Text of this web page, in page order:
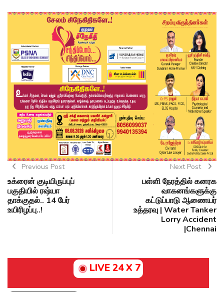
Previous Post
உக்ரைன் குடியிருப்புப்
பகுதியில் ரஷ்யா
தாக்குதல்.. 14 பேர்
உயிரிழப்பு..!
Next Post
பள்ளி நேரத்தில் கனரக
வாகனங்களுக்கு
கட்டுப்பாடு ஆணையர்
உத்தரவு | Water Tanker
Lorry Accident
|Chennai
LIVE 24 X 7